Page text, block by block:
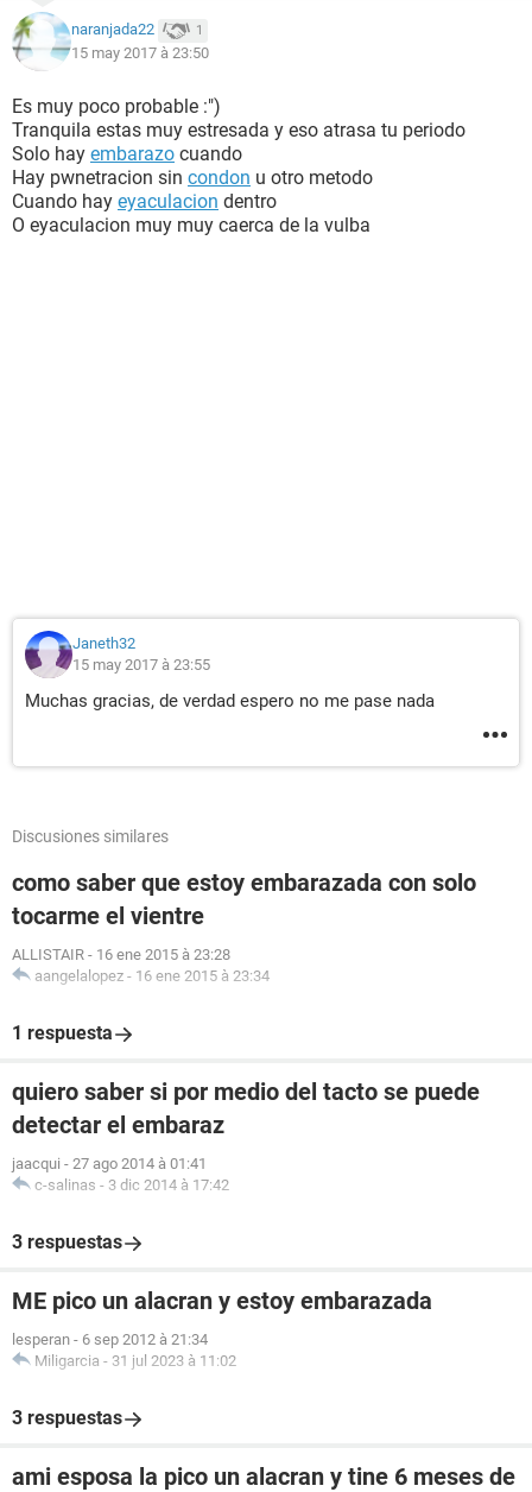
naranjada22 1
15 may 2017 à 23:50
Es muy poco probable :")
Tranquila estas muy estresada y eso atrasa tu periodo
Solo hay embarazo cuando
Hay pwnetracion sin condon u otro metodo
Cuando hay eyaculacion dentro
O eyaculacion muy muy caerca de la vulba
Janeth32
15 may 2017 à 23:55
Muchas gracias, de verdad espero no me pase nada
Discusiones similares
como saber que estoy embarazada con solo
tocarme el vientre
ALLISTAIR - 16 ene 2015 à 23:28
aangelalopez - 16 ene 2015 à 23:34
1 respuesta
quiero saber si por medio del tacto se puede
detectar el embaraz
jaacqui - 27 ago 2014 à 01:41
c-salinas - 3 dic 2014 à 17:42
3 respuestas
ME pico un alacran y estoy embarazada
lesperan - 6 sep 2012 à 21:34
Miligarcia - 31 jul 2023 à 11:02
3 respuestas
ami esposa la pico un alacran y tine 6 meses de